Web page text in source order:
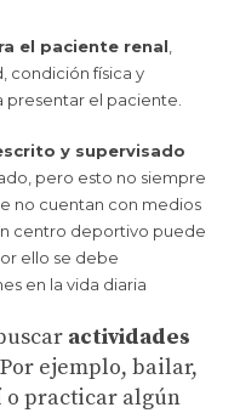
el paciente renal
condición física y
el paciente.
y supervisado
pero esto no siempre
no cuentan con medios
centro deportivo puede
ello se debe
en la vida diaria
actividades
ejemplo, bailar,
o practicar algún